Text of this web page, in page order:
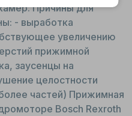
Причины для
- выработка
увеличению
прижимной
заусенцы на
целостности
частей) Прижимная
Bosch Rexroth